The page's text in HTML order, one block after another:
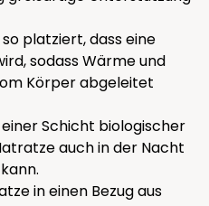
platziert, dass eine
sodass Wärme und
Körper abgeleitet
Schicht biologischer
auch in der Nacht
in einen Bezug aus